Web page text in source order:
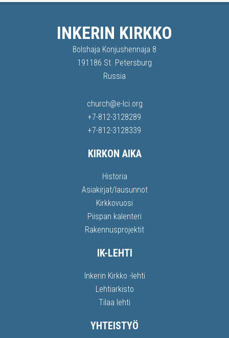
INKERIN KIRKKO
Bolshaja Konjushennaja 8
191186 St. Petersburg
Russia
church@e-lci.org
+7-812-3128289
+7-812-3128339
KIRKON AIKA
Historia
Asiakirjat/lausunnot
Kirkkovuosi
Piispan kalenteri
Rakennusprojektit
IK-LEHTI
Inkerin Kirkko -lehti
Lehtiarkisto
Tilaa lehti
YHTEISTYÖ